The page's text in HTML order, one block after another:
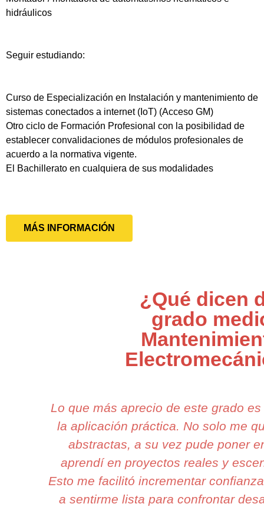
hidráulicos
Seguir estudiando:
Curso de Especialización en Instalación y mantenimiento de
sistemas conectados a internet (IoT) (Acceso GM)
Otro ciclo de Formación Profesional con la posibilidad de
establecer convalidaciones de módulos profesionales de
acuerdo a la normativa vigente.
El Bachillerato en cualquiera de sus modalidades
MÁS INFORMACIÓN
¿Qué dicen
grado
Lo que más aprecio de este grado
la aplicación práctica. No solo me
abstractas, a su vez pude poner
aprendí en proyectos reales y
Esto me facilitó incrementar
a sentirme lista para confrontar